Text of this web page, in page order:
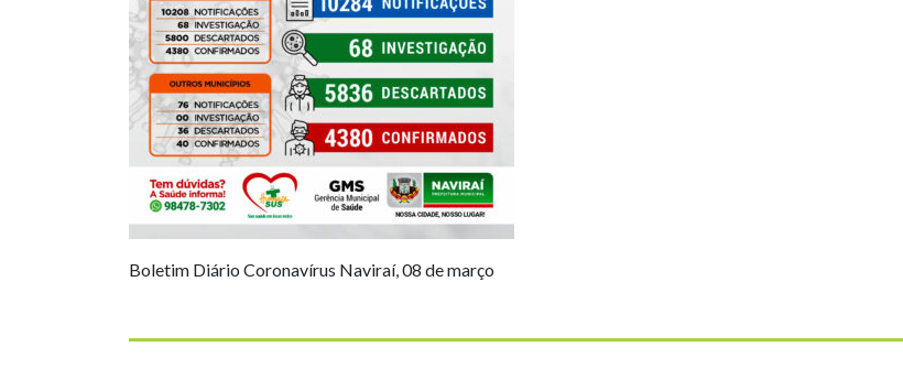
Boletim Diário Coronavírus Naviraí, 08 de março